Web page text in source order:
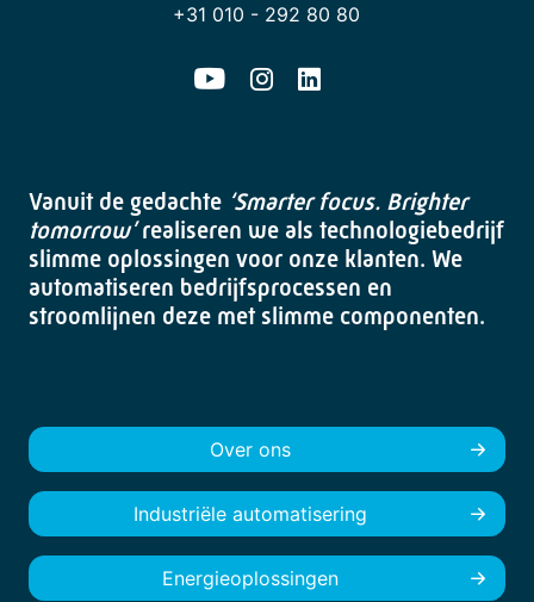
+31 010 - 292 80 80
Vanuit de gedachte ‘Smarter focus. Brighter
tomorrow’realiseren we als technologiebedrijf
slimme oplossingen voor onze klanten. We
automatiseren bedrijfsprocessen en
stroomlijnen deze met slimme componenten.
Over ons
Industriële automatisering
Energieoplossingen